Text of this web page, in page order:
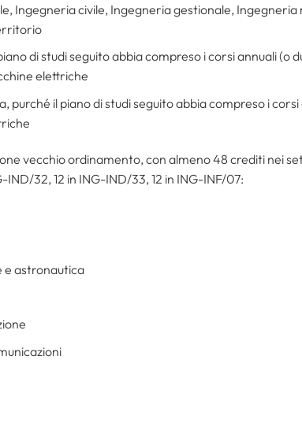
Ingegneria civile, Ingegneria gestionale,
di studi seguito abbia compreso i corsi annuali (o
elettriche
purché il piano di studi seguito abbia compreso i
vecchio ordinamento, con almeno 48 crediti nei
IND/32, 12 in ING-IND/33, 12 in ING-INF/07:
e astronautica